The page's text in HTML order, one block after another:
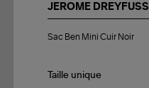
JEROME DREYFUSS
Ben
Noir
Sac Ben Mini Cuir Noir
Taille unique